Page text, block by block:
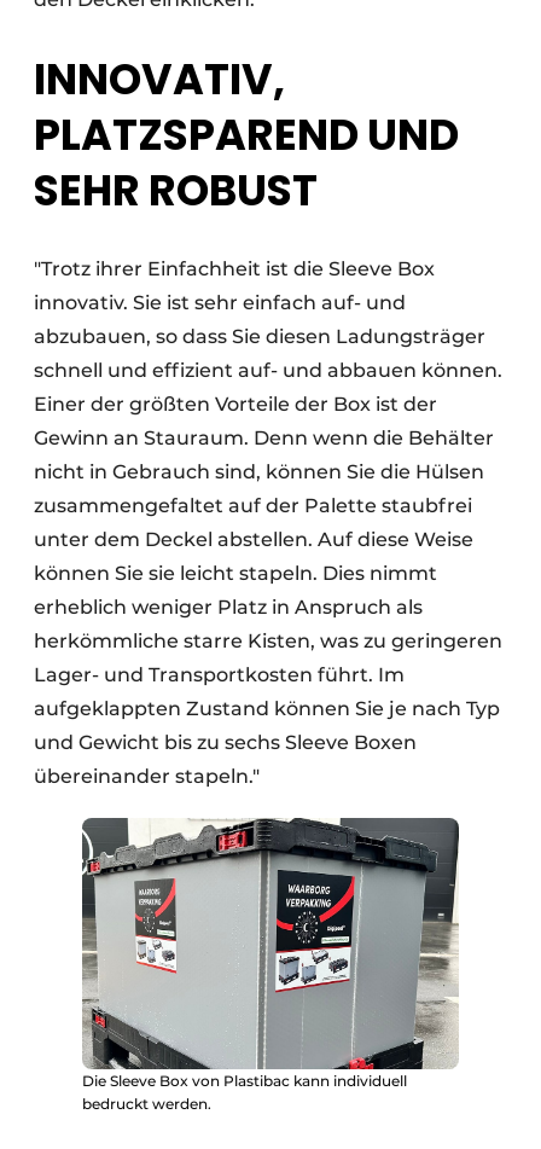
INNOVATIV,
PLATZSPAREND UND
SEHR ROBUST
"Trotz ihrer Einfachheit ist die Sleeve Box
innovativ. Sie ist sehr einfach auf- und
abzubauen, so dass Sie diesen Ladungsträger
schnell und effizient auf- und abbauen können.
Einer der größten Vorteile der Box ist der
Gewinn an Stauraum. Denn wenn die Behälter
nicht in Gebrauch sind, können Sie die Hülsen
zusammengefaltet auf der Palette staubfrei
unter dem Deckel abstellen. Auf diese Weise
können Sie sie leicht stapeln. Dies nimmt
erheblich weniger Platz in Anspruch als
herkömmliche starre Kisten, was zu geringeren
Lager- und Transportkosten führt. Im
aufgeklappten Zustand können Sie je nach Typ
und Gewicht bis zu sechs Sleeve Boxen
übereinander stapeln."
Die Sleeve Box von Plastibac kann individuell
bedruckt werden.